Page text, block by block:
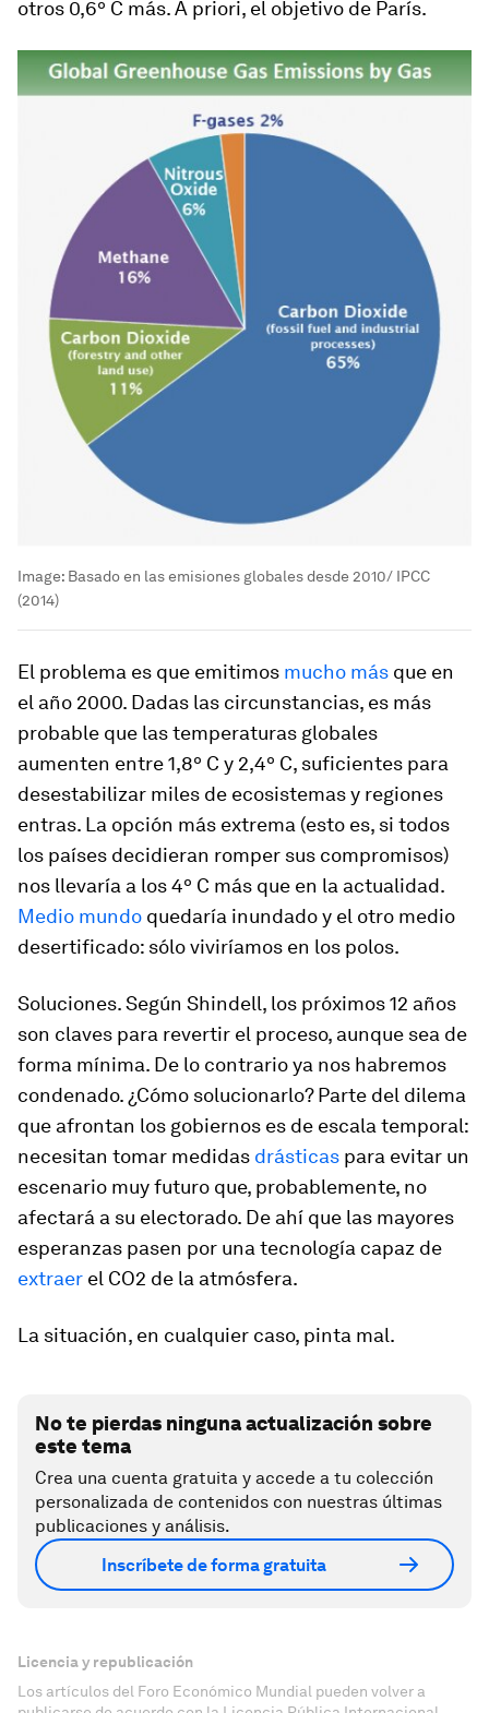
otros 0,6º C más. A priori, el objetivo de París.
Image: Basado en las emisiones globales desde 2010/ IPCC
(2014)
El problema es que emitimos mucho más que en
el año 2000. Dadas las circunstancias, es más
probable que las temperaturas globales
aumenten entre 1,8º C y 2,4º C, suficientes para
desestabilizar miles de ecosistemas y regiones
entras. La opción más extrema (esto es, si todos
los países decidieran romper sus compromisos)
nos llevaría a los 4º C más que en la actualidad.
Medio mundo quedaría inundado y el otro medio
desertificado: sólo viviríamos en los polos.
Soluciones. Según Shindell, los próximos 12 años
son claves para revertir el proceso, aunque sea de
forma mínima. De lo contrario ya nos habremos
condenado. ¿Cómo solucionarlo? Parte del dilema
que afrontan los gobiernos es de escala temporal:
necesitan tomar medidas drásticas para evitar un
escenario muy futuro que, probablemente, no
afectará a su electorado. De ahí que las mayores
esperanzas pasen por una tecnología capaz de
extraer el CO2 de la atmósfera.
La situación, en cualquier caso, pinta mal.
No te pierdas ninguna actualización sobre
este tema
Crea una cuenta gratuita y accede a tu colección
personalizada de contenidos con nuestras últimas
publicaciones y análisis.
Inscríbete de forma gratuita
Licencia y republicación
Los artículos del Foro Económico Mundial pueden volver a